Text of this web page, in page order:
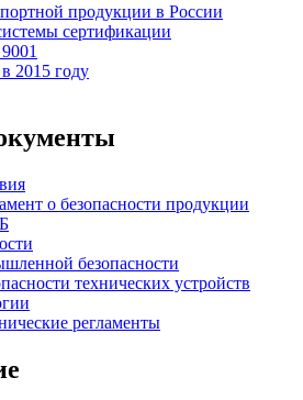
продукции в России
сертификации
2015 году
о безопасности продукции
безопасности
технических устройств
регламенты